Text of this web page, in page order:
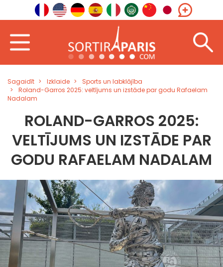
Sagaidīt Izklaide
Sports un labklājība
Roland-Garros 2025: veltījums un izstāde par godu Rafaelam
Nadalam
ROLAND-GARROS 2025:
VELTĪJUMS UN IZSTĀDE PAR
GODU RAFAELAM NADALAM